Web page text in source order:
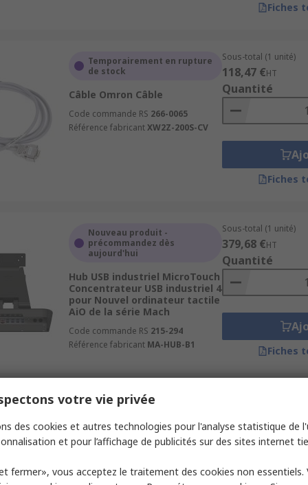
Fiches
Temporairement en rupture
de stock
Câble Omron Câble
Code commande RS 266-0065
Référence fabricantXW2Z-200S-CV
Sous-total (1 unité)
118,47 €HT
Quantité
Fiches
Nouveau produit -
précommandez dès
aujourd'hui
Hub USB industriel MicroTouch
Concentrateur USB industriel 4
pour Nouvel ordinateur tactile
AiO de la série Mach
Code commande RS 215-294
Référence fabricant MA-HUB-B1
Sous-total (1 unité)
379,68 €HT
Quantité
Fiches
Stocké-e par le fabricant
Couvercle de protection
Schneider Electric Couvercle
de protection pour HMIDT742
Code commande RS221-0006
Quantité
votre vie privée
des cookies et autres technologies pour l'analyse statistique de
et pour l’affichage de publicités sur des sites internet
fermer», vous acceptez le traitement des cookies non essentiels.